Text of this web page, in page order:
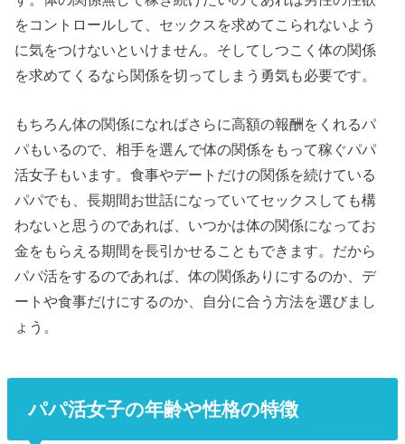
をコントロールして、セックスを求めてこられないよう
に気をつけないといけません。そしてしつこく体の関係
を求めてくるなら関係を切ってしまう勇気も必要です。
もちろん体の関係になればさらに高額の報酬をくれるパ
パもいるので、相手を選んで体の関係をもって稼ぐパパ
活女子もいます。食事やデートだけの関係を続けている
パパでも、長期間お世話になっていてセックスしても構
わないと思うのであれば、いつかは体の関係になってお
金をもらえる期間を長引かせることもできます。だから
パパ活をするのであれば、体の関係ありにするのか、デ
ートや食事だけにするのか、自分に合う方法を選びまし
ょう。
パパ活女子の年齢や性格の特徴